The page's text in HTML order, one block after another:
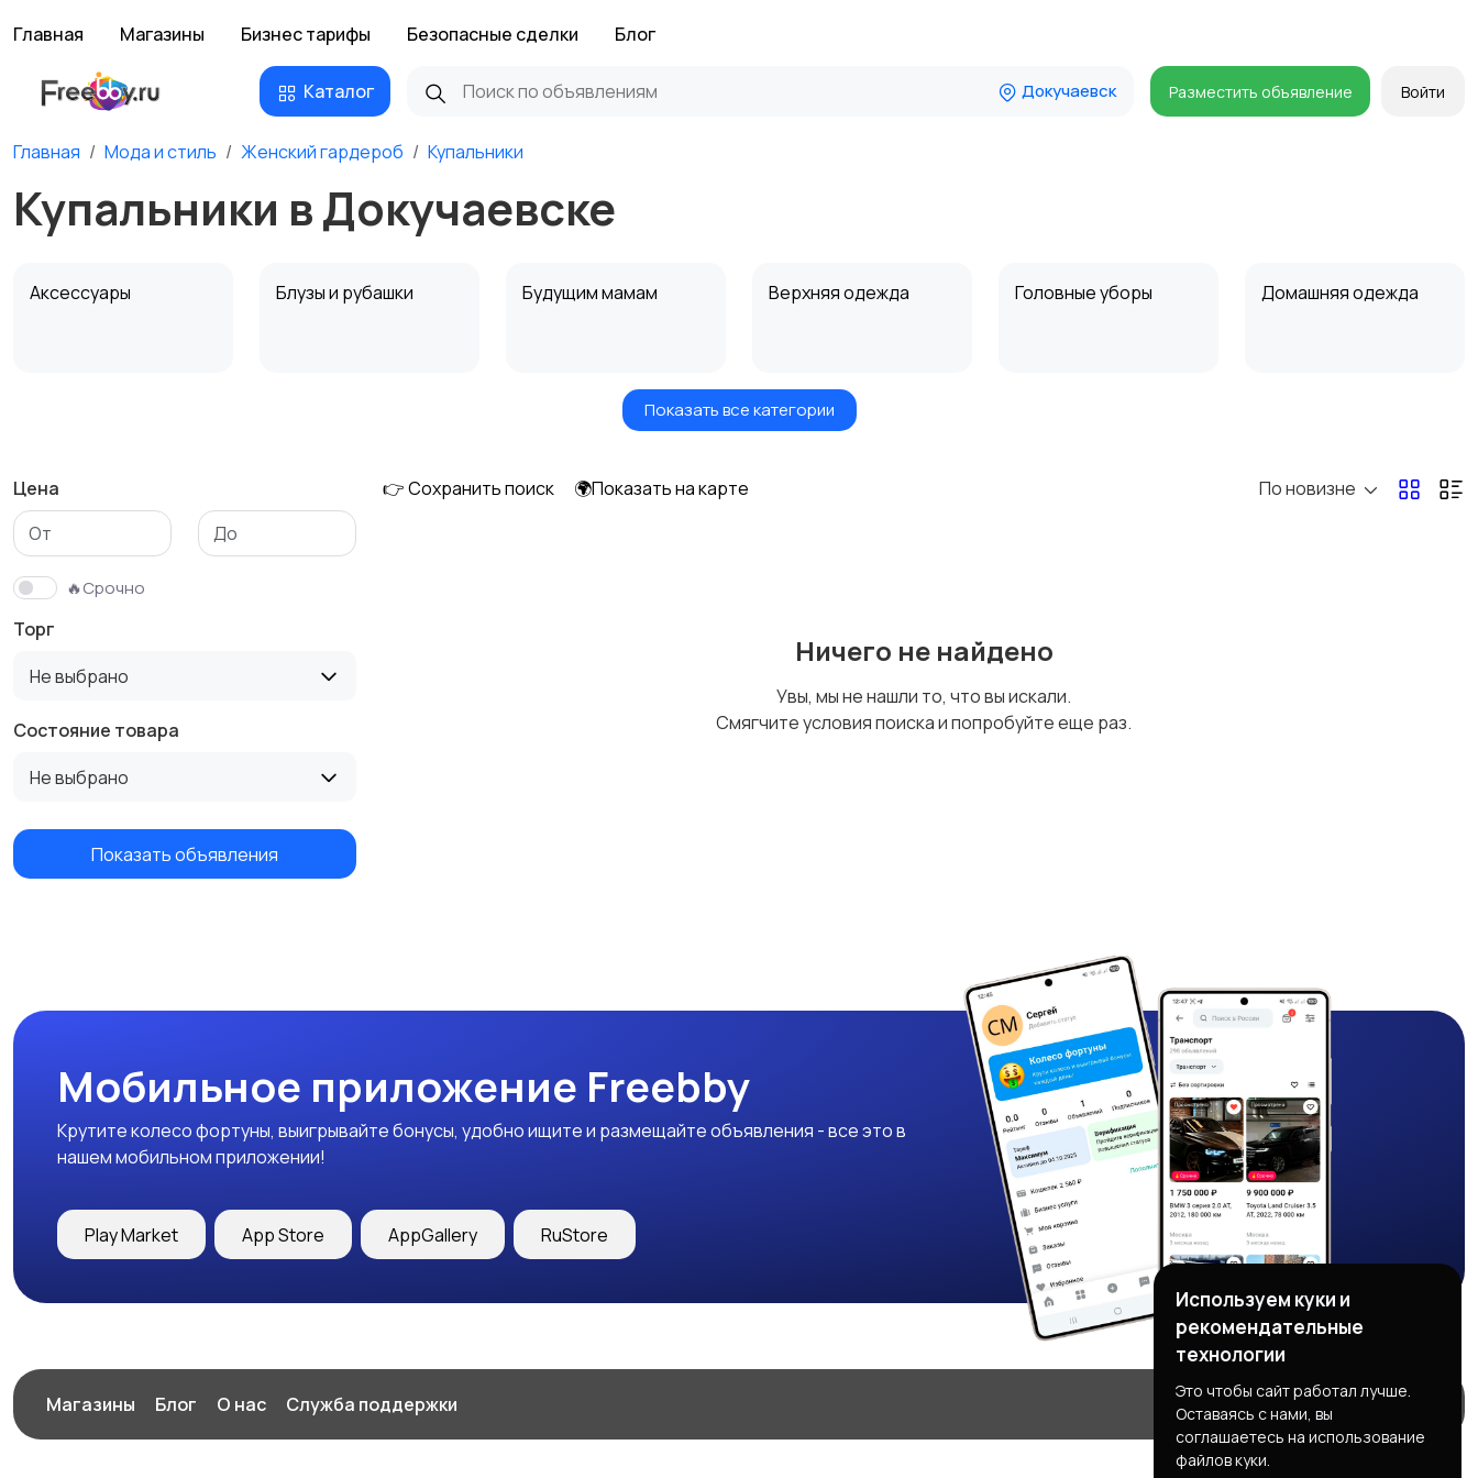
Главная Магазины Бизнес тарифы Безопасные сделки Блог
Каталог Докучаевск Разместить объявление Войти
Главная Мода и стиль Женский гардероб Купальники
Купальники в Докучаевске
Аксессуары Блузы и рубашки Будущим мамам Верхняя одежда Головные уборы Домашняя одежда
Нижнее белье Обувь
Трикотаж Спортивная одежда
Показать все категории
Цена
🔥Срочно
Торг
Не выбрано
Состояние товара
Не выбрано
Показать объявления
👉 Сохранить поиск 🌍Показать на карте По новизне
Ничего не найдено
Увы, мы не нашли то, что вы искали.
Смягчите условия поиска и попробуйте еще раз.
Мобильное приложение Freebby
Крутите колесо фортуны, выигрывайте бонусы, удобно ищите и размещайте объявления - все это в
нашем мобильном приложении!
Play Market App Store AppGallery RuStore
Магазины Блог О нас Служба поддержки
Используем куки и
рекомендательные
технологии
Это чтобы сайт работал лучше.
Оставаясь с нами, вы
соглашаетесь на использование
файлов куки.